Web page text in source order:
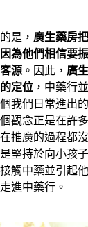
是， 廣生藥房
為他們相信要
源 。因此， 廣
定位 ，中藥行
我們日常進出
觀念正是在許
推廣的過程都
堅持於向小孩
觸中藥並引起
進中藥行。